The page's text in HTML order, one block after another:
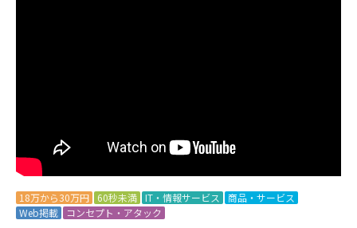
18万から30万円 60秒未満 IT・情報サービス
商品・サービス
Web掲載
コンセプト・アタック